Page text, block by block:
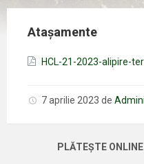
Atașamente
HCL-21-2023-alipire-
7 aprilie 2023 de
PLĂTEȘTE